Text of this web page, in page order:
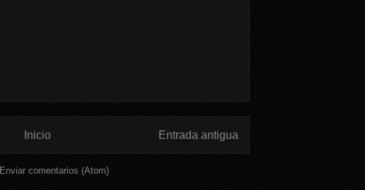
Entrada antigua
Inicio
Enviar comentarios (Atom)